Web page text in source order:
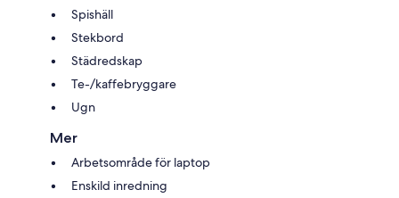
Spishäll
Stekbord
Städredskap
Te-/kaffebryggare
Ugn
Mer
Arbetsområde för laptop
Enskild inredning